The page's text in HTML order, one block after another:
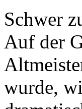
Schwer
Auf der
wurde,